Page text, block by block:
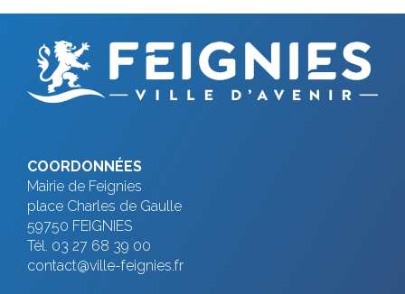
COORDONNÉES
Mairie de Feignies
place Charles de Gaulle
59750 FEIGNIES
Tél. 03 27 68 39 00
contact@ville-feignies.fr